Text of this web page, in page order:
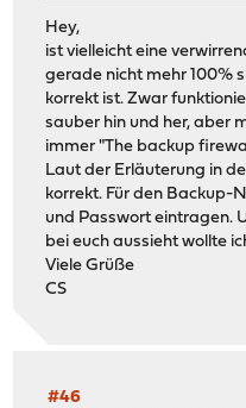
Hey,
ist vielleicht eine
gerade nicht mehr 100%
korrekt ist. Zwar
sauber hin und her, aber
immer "The backup
Laut der Erläuterung in
korrekt. Für den Backup-
und Passwort eintragen.
bei euch aussieht wollte
Viele Grüße
CS
#46